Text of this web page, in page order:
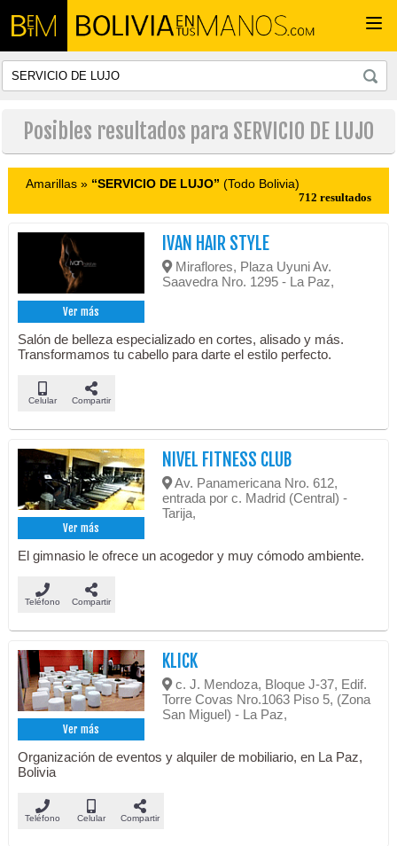
Posibles resultados para SERVICIO DE LUJO
Amarillas » “SERVICIO DE LUJO” (Todo Bolivia)
712 resultados
Ver más
IVAN HAIR STYLE
Miraflores, Plaza Uyuni Av.
Saavedra Nro. 1295 - La Paz,
Salón de belleza especializado en cortes, alisado y más.
Transformamos tu cabello para darte el estilo perfecto.
Celular Compartir
Ver más
NIVEL FITNESS CLUB
Av. Panamericana Nro. 612,
entrada por c. Madrid (Central) -
Tarija,
El gimnasio le ofrece un acogedor y muy cómodo ambiente.
Teléfono Compartir
Ver más
KLICK
c. J. Mendoza, Bloque J-37, Edif.
Torre Covas Nro.1063 Piso 5, (Zona
San Miguel) - La Paz,
Organización de eventos y alquiler de mobiliario, en La Paz,
Bolivia
Teléfono Celular Compartir